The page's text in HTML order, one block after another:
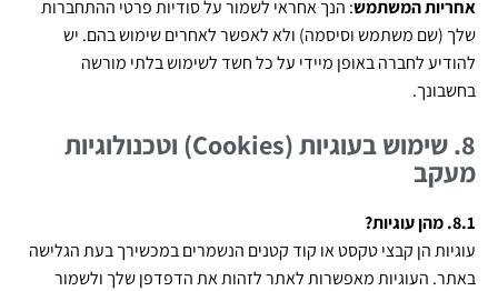
אחריות המשתמש: הנך אחראי לשמור על סודיות פרטי ההתחברות
שלך (שם משתמש וסיסמה) ולא לאפשר לאחרים שימוש בהם. יש
להודיע לחברה באופן מיידי על כל חשד לשימוש בלתי מורשה
בחשבונך.
8. שימוש בעוגיות (Cookies) וטכנולוגיות
מעקב
8.1. מהן עוגיות
?
עוגיות הן קבצי טקסט או קוד קטנים הנשמרים במכשירך בעת הגלישה
באתר. העוגיות מאפשרות לאתר לזהות את הדפדפן שלך ולשמור